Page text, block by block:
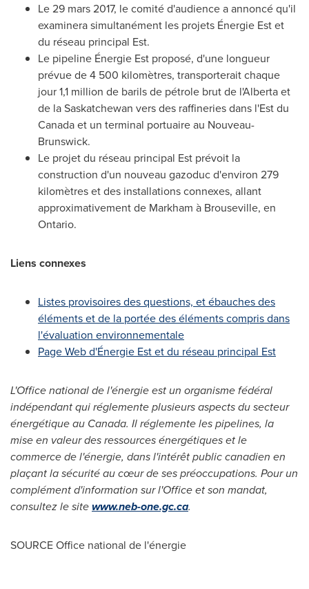
Le 29 mars 2017, le comité d'audience a annoncé qu'il
examinera simultanément les projets Énergie Est et
du réseau principal Est.
Le pipeline Énergie Est proposé, d'une longueur
prévue de 4 500 kilomètres, transporterait chaque
jour 1,1 million de barils de pétrole brut de l'Albertaet
de laSaskatchewan vers des raffineries dans l'Est du
Canadaet un terminal portuaire au Nouveau-
Brunswick.
Le projet du réseau principal Est prévoit la
construction d'un nouveau gazoduc d'environ 279
kilomètres et des installations connexes, allant
approximativement de Markham à Brouseville, en
Ontario.
Liens connexes
Listes provisoires des questions, et ébauches des
éléments et de la portée des éléments compris dans
l'évaluation environnementale
Page Web d'Énergie Est et du réseau principal Est
L'Office national de l'énergie est un organisme fédéral
indépendant qui réglemente plusieurs aspects du secteur
énergétique au Canada. Il réglemente les pipelines, la
mise en valeur des ressources énergétiques et le
commerce de l'énergie, dans l'intérêt public canadien en
plaçant la sécurité au cœur de ses préoccupations. Pour un
complément d'information sur l'Office et son mandat,
consultez le sitewww.neb-one.gc.ca.
SOURCE Office national de l'énergie